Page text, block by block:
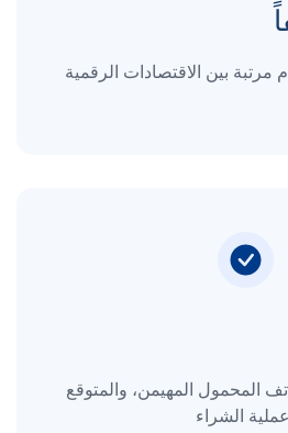
مرتبة بين الاقتصادات الرقمية
المحمول المهيمن، والمتوقع
الشراء